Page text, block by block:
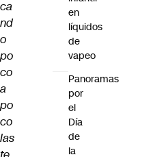
ca
nd
o
po
co
a
po
co
las
en
líquidos
de
vapeo
Panoramas
por
el
Día
de
la